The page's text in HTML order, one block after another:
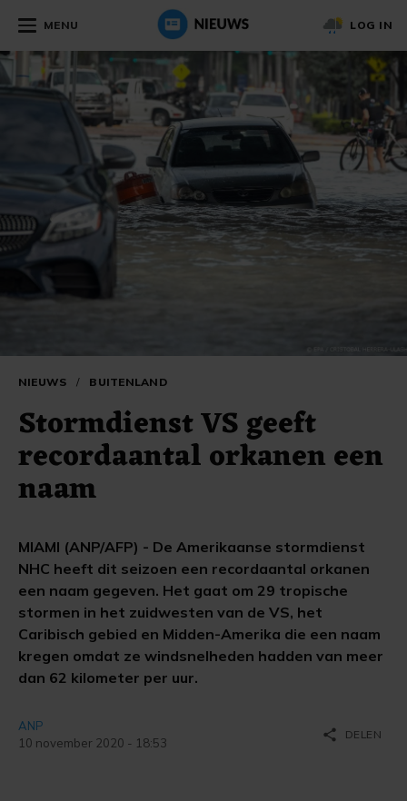
MENU LOG IN
NIEUWS / BUITENLAND
Stormdienst VS geeft
recordaantal orkanen een
naam
MIAMI (ANP/AFP) - De Amerikaanse stormdienst
NHC heeft dit seizoen een recordaantal orkanen
een naam gegeven. Het gaat om 29 tropische
stormen in het zuidwesten van de VS, het
Caribisch gebied en Midden-Amerika die een naam
kregen omdat ze windsnelheden hadden van meer
dan 62 kilometer per uur.
ANP
10 november 2020 - 18:53
share DELEN